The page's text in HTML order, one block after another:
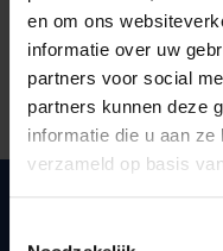
en om ons
informatie over uw
partners voor social
partners kunnen deze
informatie die u aan
verzameld op basis